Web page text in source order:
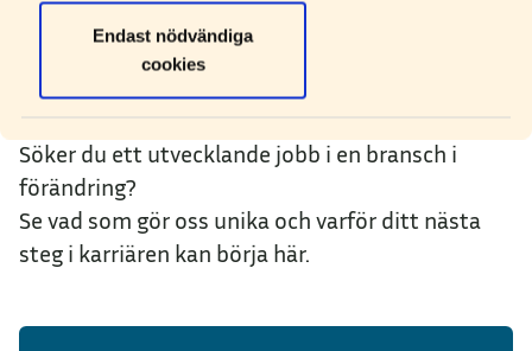
Endast nödvändiga
cookies
Jobba med oss
Söker du ett utvecklande jobb i en bransch i
förändring?
Se vad som gör oss unika och varför ditt nästa
steg i karriären kan börja här.